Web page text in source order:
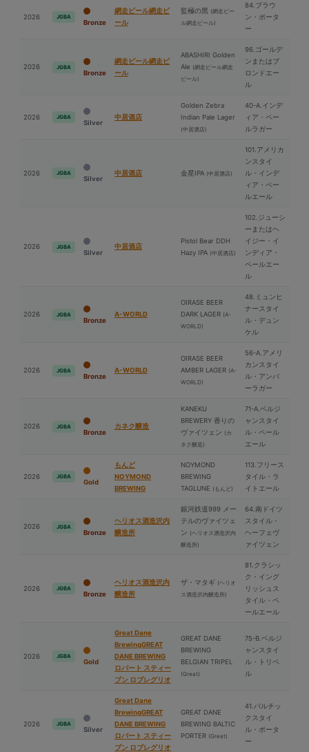
2026 JGBA
Bronze
網走ビール網走ビ
ール
監極の⿊ (網走ビー
ル網走ビール)
84.ブラウ
ン・ポータ
ー
2026 JGBA
Bronze
網走ビール網走ビ
ール
ABASHIRI Golden
Ale (網走ビール網走
ビール)
96.ゴールデ
ンまたはブ
ロンドエー
ル
2026 JGBA
Silver
中居酒店
Golden Zebra
Indian Pale Lager
(中居酒店)
40-A.インデ
ィア・ペー
ルラガー
2026 JGBA
Silver
中居酒店 ⾦星IPA (中居酒店)
101.アメリカ
ンスタイ
ル・インデ
ィア・ペー
ルエール
2026 JGBA
Silver
中居酒店
Pistol Bear DDH
Hazy IPA (中居酒店)
102.ジューシ
ーまたはヘ
イジー・イ
ンディア・
ペールエー
ル
2026 JGBA
Bronze
A-WORLD
OIRASE BEER
DARK LAGER (A-
WORLD)
48.ミュンヒ
ナースタイ
ル・デュン
ケル
2026 JGBA
Bronze
A-WORLD
OIRASE BEER
AMBER LAGER (A-
WORLD)
56-A.アメリ
カンスタイ
ル・アンバ
ーラガー
2026 JGBA
Bronze
カネク醸造
KANEKU
BREWERY 香りの
ヴァイツェン (カ
ネク醸造)
71-A.ベルジ
ャンスタイ
ル・ペール
エール
2026 JGBA
Gold
もんど
NOYMOND
BREWING
NOYMOND
BREWING
TAGLUNE (もんど)
113.フリース
タイル・ラ
イトエール
2026 JGBA
Bronze
ヘリオス酒造沢内
醸造所
銀河鉄道999 メー
テルのヴァイツェ
ン (ヘリオス酒造沢内
醸造所)
64.南ドイツ
スタイル・
ヘーフェヴ
ァイツェン
2026 JGBA
Bronze
ヘリオス酒造沢内
醸造所
ザ・マタギ (ヘリオ
ス酒造沢内醸造所)
81.クラシッ
ク・イング
リッシュス
タイル・ペ
ールエール
2026 JGBA
Gold
Great Dane
BrewingGREAT
DANE BREWING
ロバート スティー
ブン ロブレグリオ
GREAT DANE
BREWING
BELGIAN TRIPEL
(Great)
75-B.ベルジ
ャンスタイ
ル・トリペ
ル
2026 JGBA
Silver
Great Dane
BrewingGREAT
DANE BREWING
ロバート スティー
ブン ロブレグリオ
GREAT DANE
BREWING BALTIC
PORTER (Great)
41.バルチッ
クスタイ
ル・ポータ
ー